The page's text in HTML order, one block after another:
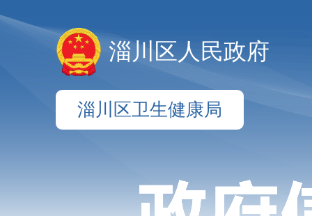
淄川区人民政府
淄川区卫生健康局